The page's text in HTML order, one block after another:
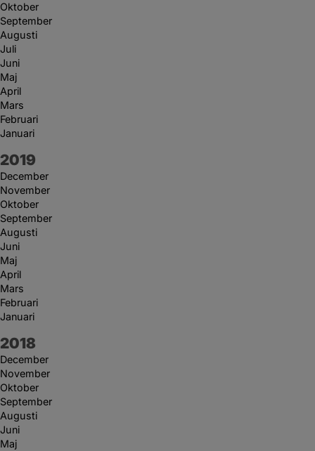
Oktober
September
Augusti
Juli
Juni
Maj
April
Mars
Februari
Januari
År:
2019
December
November
Oktober
September
Augusti
Juni
Maj
April
Mars
Februari
Januari
År:
2018
December
November
Oktober
September
Augusti
Juni
Maj